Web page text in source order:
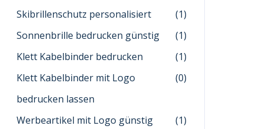
Skibrillenschutz personalisiert
(1)
Sonnenbrille bedrucken günstig
(1)
Klett Kabelbinder bedrucken
(1)
Klett Kabelbinder mit Logo
bedrucken lassen
(0)
Werbeartikel mit Logo günstig
(1)